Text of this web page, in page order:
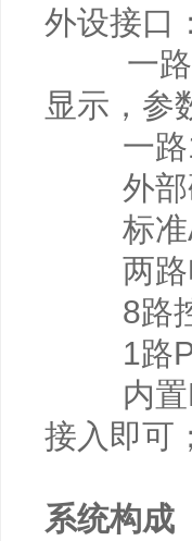
外设接口：
一路标
显示，参
一路
外部硬
标准
两路电
8路控
1路
内置
接入即可；
系统构成